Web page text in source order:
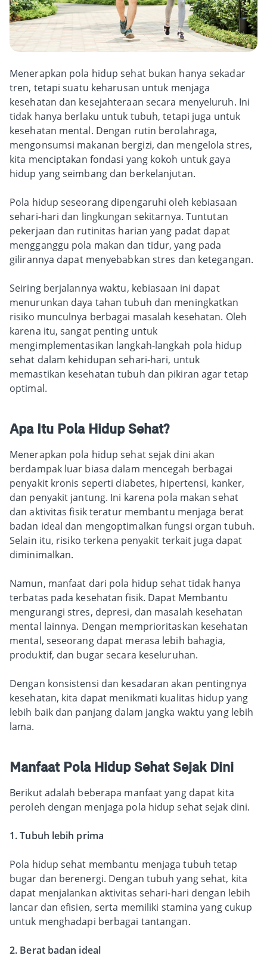
Menerapkan pola hidup sehat bukan hanya sekadar
tren, tetapi suatu keharusan untuk menjaga
kesehatan dan kesejahteraan secara menyeluruh. Ini
tidak hanya berlaku untuk tubuh, tetapi juga untuk
kesehatan mental. Dengan rutin berolahraga,
mengonsumsi makanan bergizi, dan mengelola stres,
kita menciptakan fondasi yang kokoh untuk gaya
hidup yang seimbang dan berkelanjutan.
Pola hidup seseorang dipengaruhi oleh kebiasaan
sehari-hari dan lingkungan sekitarnya. Tuntutan
pekerjaan dan rutinitas harian yang padat dapat
mengganggu pola makan dan tidur, yang pada
gilirannya dapat menyebabkan stres dan ketegangan.
Seiring berjalannya waktu, kebiasaan ini dapat
menurunkan daya tahan tubuh dan meningkatkan
risiko munculnya berbagai masalah kesehatan. Oleh
karena itu, sangat penting untuk
mengimplementasikan langkah-langkah pola hidup
sehat dalam kehidupan sehari-hari, untuk
memastikan kesehatan tubuh dan pikiran agar tetap
optimal.
Apa Itu Pola Hidup Sehat?
Menerapkan pola hidup sehat sejak dini akan
berdampak luar biasa dalam mencegah berbagai
penyakit kronis seperti diabetes, hipertensi, kanker,
dan penyakit jantung. Ini karena pola makan sehat
dan aktivitas fisik teratur membantu menjaga berat
badan ideal dan mengoptimalkan fungsi organ tubuh.
Selain itu, risiko terkena penyakit terkait juga dapat
diminimalkan.
Namun, manfaat dari pola hidup sehat tidak hanya
terbatas pada kesehatan fisik. Dapat Membantu
mengurangi stres, depresi, dan masalah kesehatan
mental lainnya. Dengan memprioritaskan kesehatan
mental, seseorang dapat merasa lebih bahagia,
produktif, dan bugar secara keseluruhan.
Dengan konsistensi dan kesadaran akan pentingnya
kesehatan, kita dapat menikmati kualitas hidup yang
lebih baik dan panjang dalam jangka waktu yang lebih
lama.
Manfaat Pola Hidup Sehat Sejak Dini
Berikut adalah beberapa manfaat yang dapat kita
peroleh dengan menjaga pola hidup sehat sejak dini.
1. Tubuh lebih prima
Pola hidup sehat membantu menjaga tubuh tetap
bugar dan berenergi. Dengan tubuh yang sehat, kita
dapat menjalankan aktivitas sehari-hari dengan lebih
lancar dan efisien, serta memiliki stamina yang cukup
untuk menghadapi berbagai tantangan.
2. Berat badan ideal